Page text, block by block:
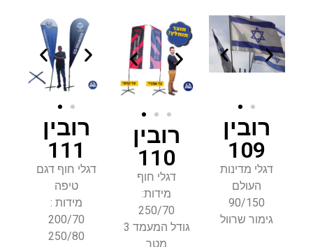
רובין
109
דגלי מדינות
העולם
90/150
גימור שרוול
רובין
110
דגלי חוף
מידות:
250/70
גודל המעמד 3
מטר
רובין
111
דגלי חוף דגם
טיפה
מידות :
200/70
250/80